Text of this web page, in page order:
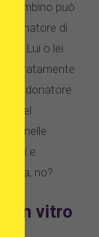
il bambino può
donatore di
Lui o lei
il donatore
del
nelle
e
vita, no?
in vitro